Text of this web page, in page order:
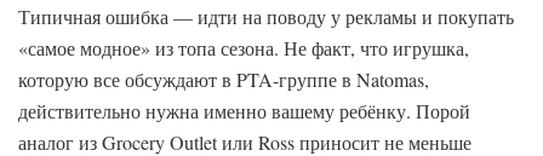
Типичная ошибка — идти на поводу у рекламы и покупать
«самое модное» из топа сезона. Не факт, что игрушка,
которую все обсуждают в PTA-группе в Natomas,
действительно нужна именно вашему ребёнку. Порой
аналог из Grocery Outlet или Ross приносит не меньше